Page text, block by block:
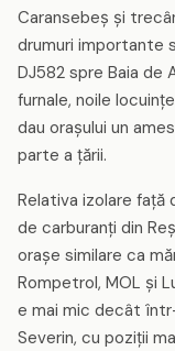
Caransebeș și
drumuri importante
DJ582 spre Baia de
furnale, noile
dau orașului un
parte a țării.
Relativa izolare față
de carburanți din
orașe similare ca
Rompetrol, MOL și
e mai mic decât
Severin, cu poziții